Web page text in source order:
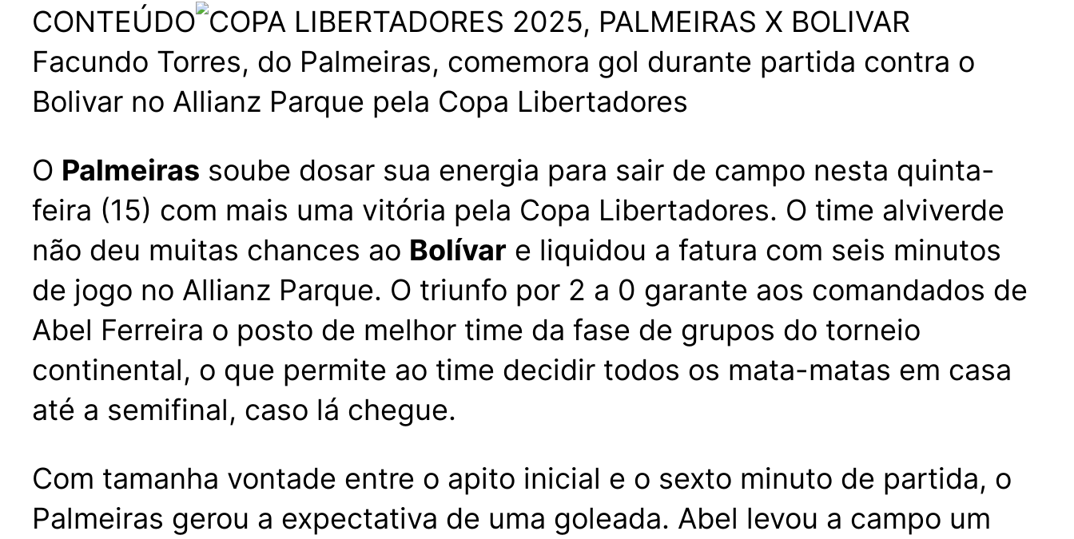
CONTEÚDO
Facundo Torres, do Palmeiras, comemora gol durante partida contra o
Bolivar no Allianz Parque pela Copa Libertadores
O Palmeiras soube dosar sua energia para sair de campo nesta quinta-
feira (15) com mais uma vitória pela Copa Libertadores. O time alviverde
não deu muitas chances ao Bolívar e liquidou a fatura com seis minutos
de jogo no Allianz Parque. O triunfo por 2 a 0 garante aos comandados de
Abel Ferreira o posto de melhor time da fase de grupos do torneio
continental, o que permite ao time decidir todos os mata-matas em casa
até a semifinal, caso lá chegue.
Com tamanha vontade entre o apito inicial e o sexto minuto de partida, o
Palmeiras gerou a expectativa de uma goleada. Abel levou a campo um